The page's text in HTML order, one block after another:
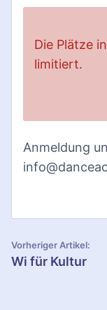
Die Plätze
limitiert.
Anmeldung
B
Vorheriger Artikel:
Wi für Kultur